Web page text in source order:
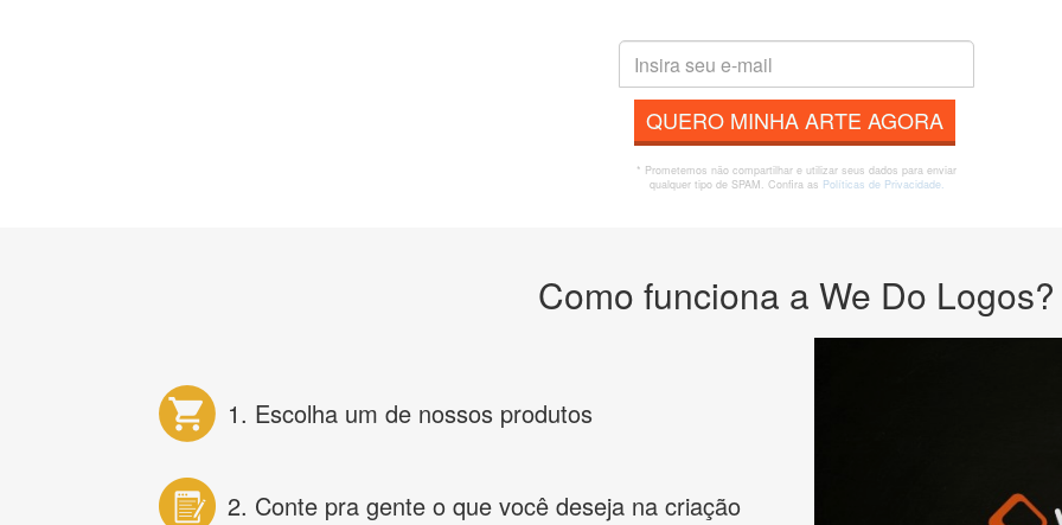
QUERO MINHA ARTE AGORA
* Prometemos não compartilhar e utilizar seus dados para enviar
qualquer tipo de SPAM. Confira as Políticas de Privacidade.
Como funciona a We Do Logos?
1. Escolha um de nossos produtos
2. Conte pra gente o que você deseja na criação